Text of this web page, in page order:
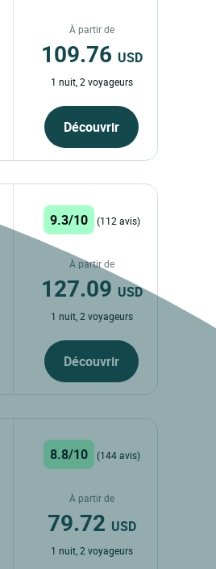
À partir de
109.76 USD
1 nuit, 2 voyageurs
Découvrir
9.3/10 (112 avis)
À partir de
127.09 USD
1 nuit, 2 voyageurs
Découvrir
8.8/10 (144 avis)
À partir de
79.72 USD
1 nuit, 2 voyageurs